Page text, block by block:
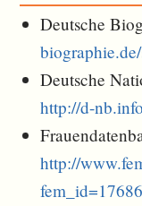
Deutsche
Deutsche
http://d-
http://
fem_id=17686